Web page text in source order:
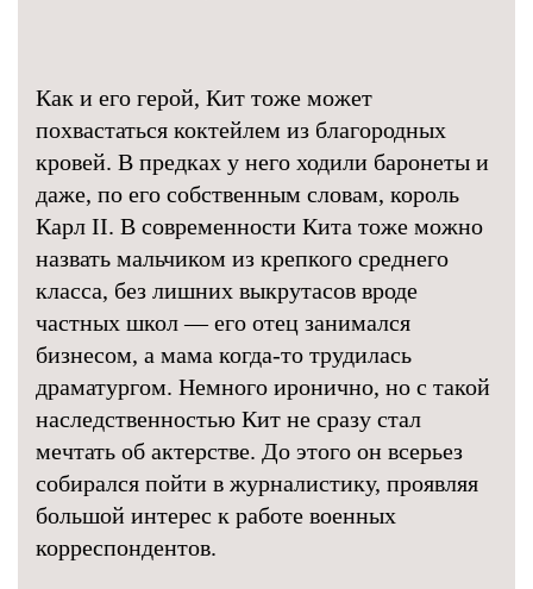
Как и его герой, Кит тоже может
похвастаться коктейлем из благородных
кровей. В предках у него ходили баронеты и
даже, по его собственным словам, король
Карл II. В современности Кита тоже можно
назвать мальчиком из крепкого среднего
класса, без лишних выкрутасов вроде
частных школ — его отец занимался
бизнесом, а мама когда-то трудилась
драматургом. Немного иронично, но с такой
наследственностью Кит не сразу стал
мечтать об актерстве. До этого он всерьез
собирался пойти в журналистику, проявляя
большой интерес к работе военных
корреспондентов.